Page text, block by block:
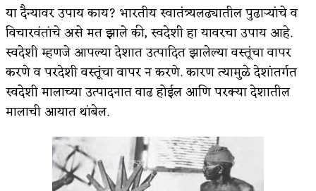
या दैन्यावर उपाय काय? भारतीय स्वातंत्र्यलढ्यातील पुढाऱ्यांचे व
विचारवंतांचे असे मत झाले की, स्वदेशी हा यावरचा उपाय आहे.
स्वदेशी म्हणजे आपल्या देशात उत्पादित झालेल्या वस्तूंचा वापर
करणे व परदेशी वस्तूंचा वापर न करणे. कारण त्यामुळे देशांतर्गत
स्वदेशी मालाच्या उत्पादनात वाढ होईल आणि परक्या देशातील
मालाची आयात थांबेल.